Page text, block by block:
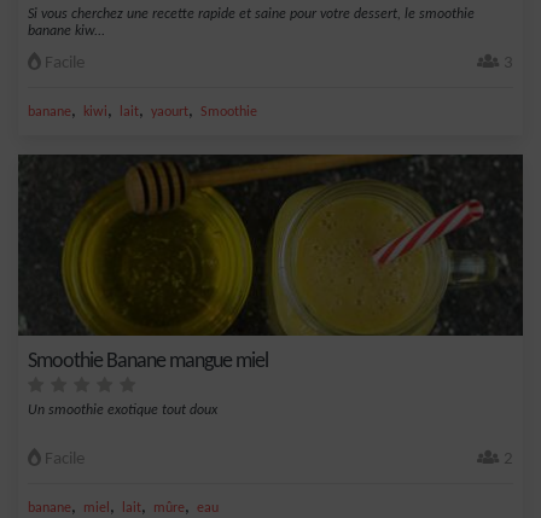
Si vous cherchez une recette rapide et saine pour votre dessert, le smoothie
banane kiw...
Facile 3
banane, kiwi, lait, yaourt, Smoothie
Smoothie Banane mangue miel
Un smoothie exotique tout doux
Facile 2
banane, miel , lait, mûre, eau